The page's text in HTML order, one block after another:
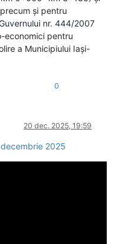
şi pentru
nr. 444/2007
economici pentru
a Municipiului Iaşi-
0
20 dec. 2025, 19:59
2025